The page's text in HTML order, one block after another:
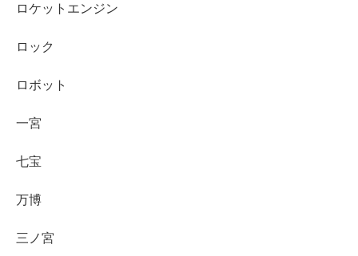
ロケットエンジン
ロック
ロボット
一宮
七宝
万博
三ノ宮